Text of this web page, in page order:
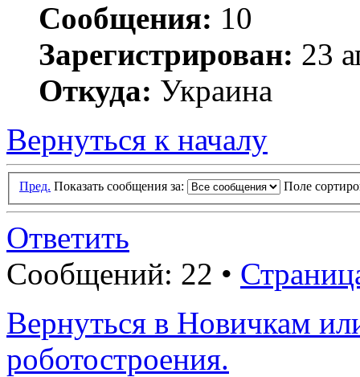
Сообщения: 10
Зарегистрирован: 23
Откуда: Украина
Вернуться к началу
Пред. Показать сообщения за: Поле
Ответить
Сообщений: 22 •
Вернуться в Новичкам
роботостроения.